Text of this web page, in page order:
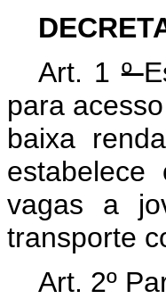
Art. 1º
para
baixa
vagas a
transporte
Art. 2º